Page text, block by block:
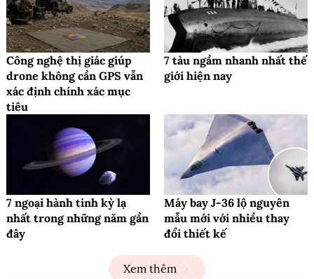
Công nghệ thị giác giúp
drone không cần GPS vẫn
xác định chính xác mục
tiêu
7 tàu ngầm nhanh nhất thế
giới hiện nay
7 ngoại hành tinh kỳ lạ
nhất trong những năm gần
đây
Máy bay J-36 lộ nguyên
mẫu mới với nhiều thay
đổi thiết kế
Xem thêm